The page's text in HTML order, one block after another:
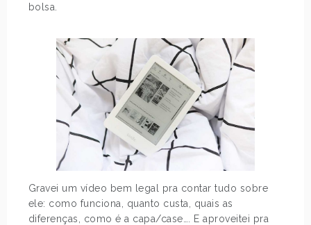
bolsa.
Gravei um vídeo bem legal pra contar tudo sobre
ele: como funciona, quanto custa, quais as
diferenças, como é a capa/case…. E aproveitei pra